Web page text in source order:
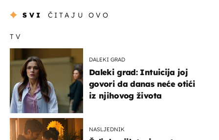
SVI ČITAJU OVO
TV
DALEKI GRAD
Daleki grad: Intuicija joj
govori da danas neće otići
iz njihovog života
NASLJEDNIK